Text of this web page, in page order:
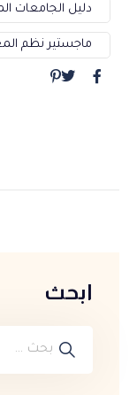
دليل الجامعات
ماجستير نظم
ابحث